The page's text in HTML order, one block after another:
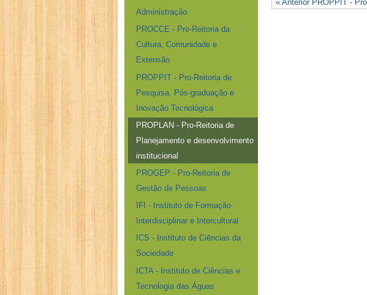
« Anterior PROPPIT -
Administração
PROCCE - Pro-Reitoria da
Cultura, Comunidade e
Extensão
PROPPIT - Pro-Reitoria de
Pesquisa, Pós-graduação e
Inovação Tecnológica
PROPLAN - Pro-Reitoria de
Planejamento e desenvolvimento
institucional
PROGEP - Pro-Reitoria de
Gestão de Pessoas
IFI - Instituto de Formação
Interdisciplinar e Intercultural
ICS - Instituto de Ciências da
Sociedade
ICTA - Instituto de Ciências e
Tecnologia das Águas